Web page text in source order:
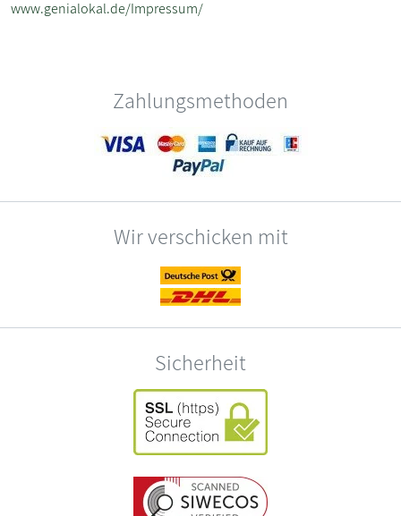
www.genialokal.de/Impressum/
Zahlungsmethoden
Wir verschicken mit
Sicherheit